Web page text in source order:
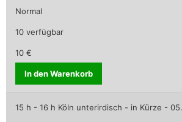
Normal
10 verfügbar
10 €
In den Warenkorb
15 h - 16 h Köln unterirdisch - in Kürze -